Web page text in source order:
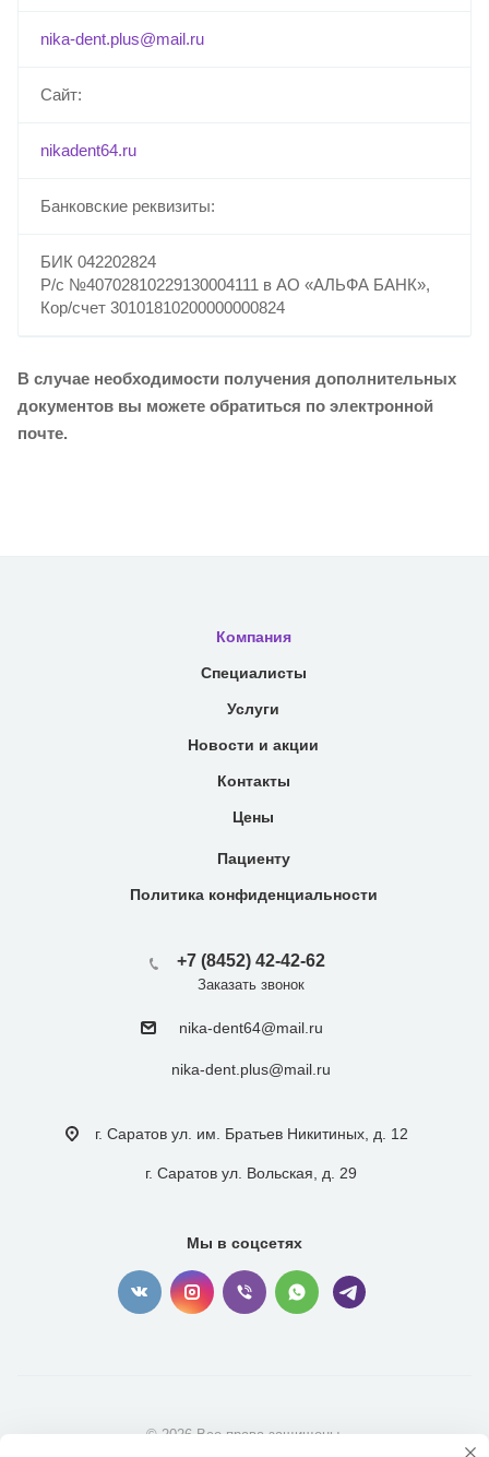
nika-dent.plus@mail.ru
Сайт:
nikadent64.ru
Банковские реквизиты:
БИК 042202824
Р/с №40702810229130004111 в АО «АЛЬФА БАНК»,
Кор/счет 30101810200000000824
В случае необходимости получения дополнительных
документов вы можете обратиться по электронной
почте.
Компания
Специалисты
Услуги
Новости и акции
Контакты
Цены
Пациенту
Политика конфиденциальности
+7 (8452) 42-42-62
Заказать звонок
nika-dent64@mail.ru
nika-dent.plus@mail.ru
г. Саратов ул. им. Братьев Никитиных, д. 12
г. Саратов ул. Вольская, д. 29
Мы в соцсетях
© 2026 Все права защищены.